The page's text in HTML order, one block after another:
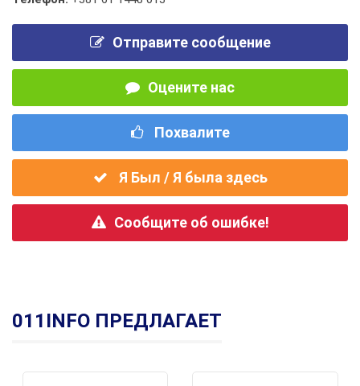
Отправите сообщение
Оцените нас
Похвалите
Я Был / Я была здесь
Сообщите об ошибке!
011INFO ПРЕДЛАГАЕТ